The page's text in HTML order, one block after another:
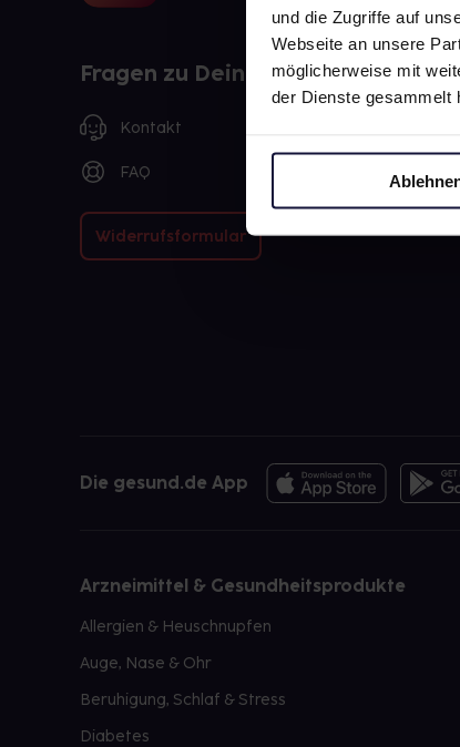
und die Zugriffe auf
Webseite an unsere
möglicherweise mit
der Dienste gesammelt
Fragen zu Deiner Bestellung?
Kontakt
FAQ
Widerrufsformular
Die gesund.de App
Arzneimittel & Gesundheitsprodukte
Allergien & Heuschnupfen
Auge, Nase & Ohr
Beruhigung, Schlaf & Stress
Diabetes